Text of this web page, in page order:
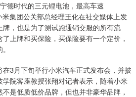
德时代的三元锂电池，最高车速
集团公关部总经理王化在社交媒体上发
，也是为了测试跑通销交服的所有流
上牌和买保险，买保险要有一个定价，
3月下旬举行小米汽车正式发布会，并披
院客座教授张翔对记者表示，随着小米
是低质低价品牌，但也并非豪华品牌，